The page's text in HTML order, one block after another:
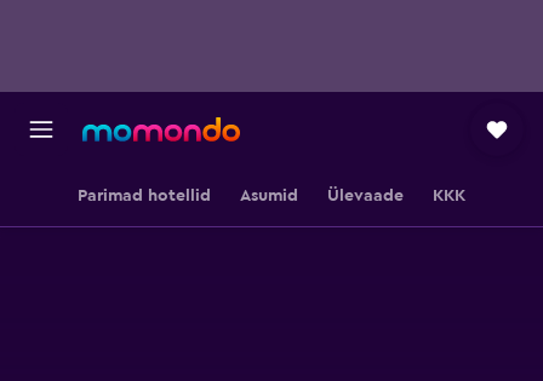
Parimad hotellid Asumid Ülevaade KKK